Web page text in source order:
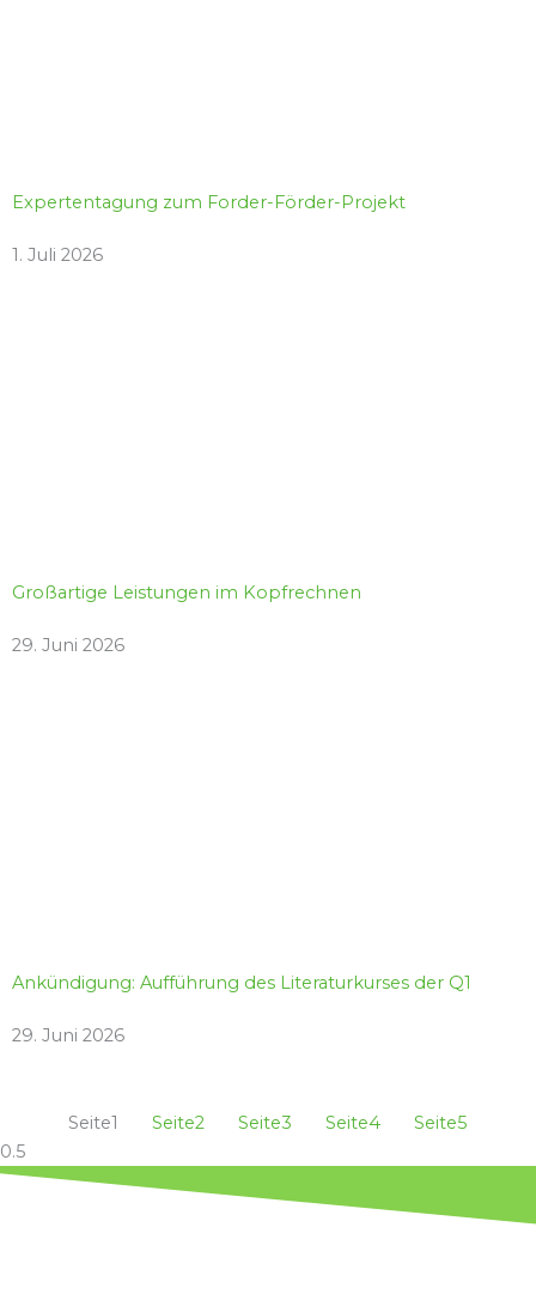
Expertentagung zum Forder-Förder-Projekt
1. Juli 2026
Großartige Leistungen im Kopfrechnen
29. Juni 2026
Ankündigung: Aufführung des Literaturkurses der Q1
29. Juni 2026
Seite1 Seite2 Seite3 Seite4 Seite5